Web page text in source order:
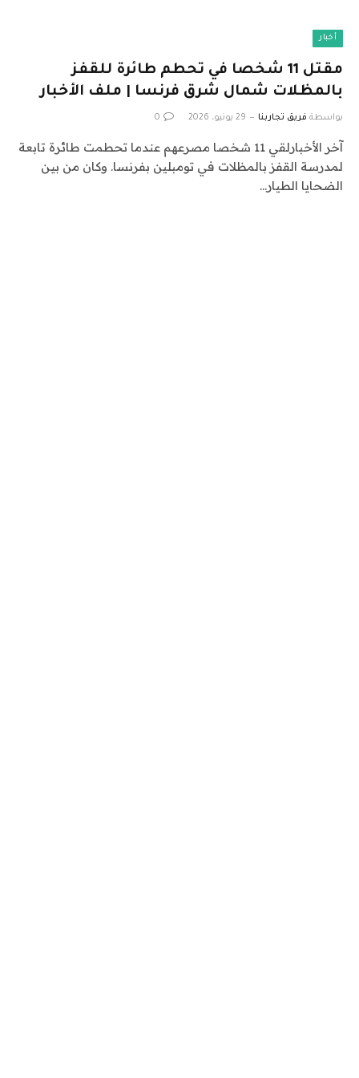
أخبار
مقتل 11 شخصا في تحطم طائرة للقفز
بالمظلات شمال شرق فرنسا | ملف الأخبار
بواسطة فريق تجاربنا 29 يونيو، 2026 0
آخر الأخبارلقي 11 شخصا مصرعهم عندما تحطمت طائرة تابعة
لمدرسة القفز بالمظلات في تومبلين بفرنسا. وكان من بين
الضحايا الطيار…